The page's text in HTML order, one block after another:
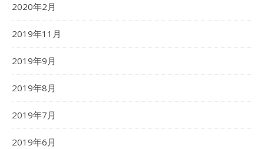
2020年2月
2019年11月
2019年9月
2019年8月
2019年7月
2019年6月